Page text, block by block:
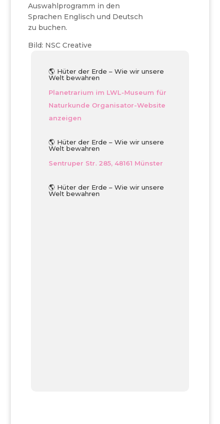
Auswahlprogramm in den
Sprachen Englisch und Deutsch
zu buchen.
Bild: NSC Creative
🌎 Hüter der Erde – Wie wir unsere
Welt bewahren
Planetrarium im LWL-Museum für
Naturkunde Organisator-Website
anzeigen
🌎 Hüter der Erde – Wie wir unsere
Welt bewahren
Sentruper Str. 285, 48161 Münster
🌎 Hüter der Erde – Wie wir unsere
Welt bewahren